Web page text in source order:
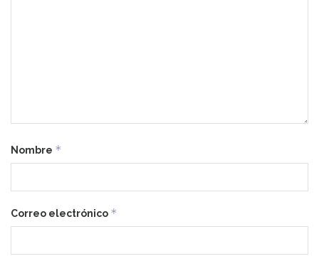
Nombre *
Correo electrónico *